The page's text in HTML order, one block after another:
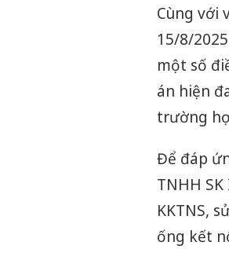
Cùng với
15/8/
một số
án hiện
trường
Để đáp
TNHH
KKTNS,
ống kết